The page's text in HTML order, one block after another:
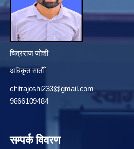
चित्रराज जोशी
अधिकृत सातौँ
chitrajoshi233@gmail.com
9866109484
सम्पर्क विवरण